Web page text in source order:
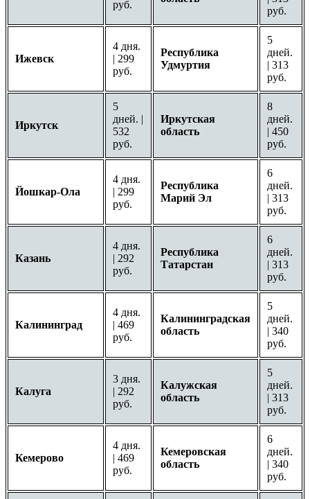
руб.
руб.
Ижевск
4 дня.
| 299
руб.
Республика
Удмуртия
5
дней.
| 313
руб.
Иркутск
5
дней. |
532
руб.
Иркутская
область
8
дней.
| 450
руб.
Йошкар-Ола
4 дня.
| 299
руб.
Республика
Марий Эл
6
дней.
| 313
руб.
Казань
4 дня.
| 292
руб.
Республика
Татарстан
6
дней.
| 313
руб.
Калининград
4 дня.
| 469
руб.
Калининградская
область
5
дней.
| 340
руб.
Калуга
3 дня.
| 292
руб.
Калужская
область
5
дней.
| 313
руб.
Кемерово
4 дня.
| 469
руб.
Кемеровская
область
6
дней.
| 340
руб.